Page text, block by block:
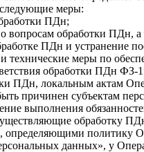
следующие меры:
ПДн;
вопросам обработки ПДн,
ПДн и устранение
меры по
обработки ПДн
ПДн, локальным актам
причинен субъектам
выполнения
обработку
политику
данных», у